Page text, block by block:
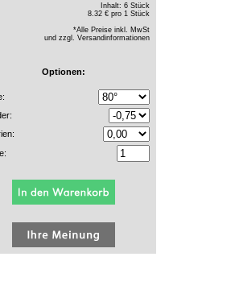
Inhalt: 6 Stück
8.32 € pro 1 Stück
*Alle Preise inkl. MwSt
und zzgl. Versandinformationen
Optionen: